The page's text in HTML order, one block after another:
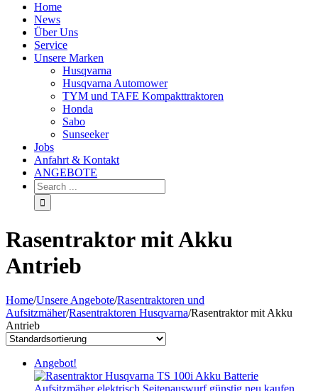
Home
News
Über Uns
Service
Unsere Marken
Husqvarna
Husqvarna Automower
TYM und TAFE Kompakttraktoren
Honda
Sabo
Sunseeker
Jobs
Anfahrt & Kontakt
ANGEBOTE
Rasentraktor mit Akku
Antrieb
Home/Unsere Angebote/Rasentraktoren und
Aufsitzmäher/Rasentraktoren Husqvarna/Rasentraktor mit Akku
Antrieb
Angebot!